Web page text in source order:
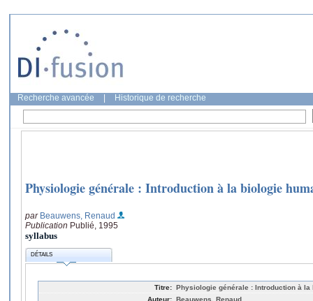
Recherche avancée Historique de recherche
Physiologie générale : Introduction à la biologie
par Beauwens, Renaud
Publication Publié, 1995
syllabus
DÉTAILS
Titre: Physiologie générale : Introduction à la
Auteur: Beauwens, Renaud